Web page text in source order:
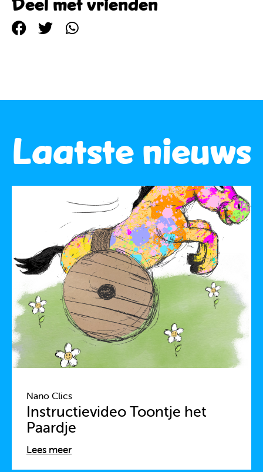
Laatste nieuws
Nano Clics
Instructievideo Toontje het
Paardje
Lees meer